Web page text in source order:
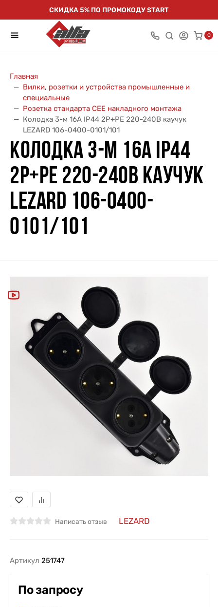
СКИДКА 5% ПО ПРОМОКОДУ START
0
Главная
Вилки, розетки и устройства промышленные и
специальные
Розетка стандарта СЕЕ накладного монтажа
Колодка 3-м 16А IP44 2P+PE 220-240В каучук
LEZARD 106-0400-0101/101
КОЛОДКА 3-М 16А IP44
2P+PE 220-240В КАУЧУК
LEZARD 106-0400-
0101/101
Написать отзыв LEZARD
Артикул 251747
По запросу